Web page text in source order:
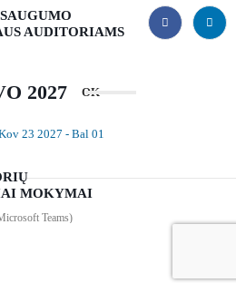
į valdybą ir
VAA Naujienos|
savanorių veiklos
ekspertines žinias,
kandidatus,
Pasaulinė
AUDITORIAMS
2027
23 2027 - Bal 01
MOKYMAI
Teams)